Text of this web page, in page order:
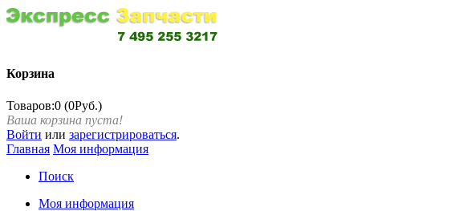
Корзина
Товаров:0 (0Руб.)
Ваша корзина пуста!
Войти или зарегистрироваться.
Главная Моя информация
Поиск
Моя информация